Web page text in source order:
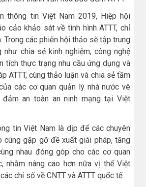
thông tin Việt Nam 2019, Hiệp hội
cảo khảo sát về tình hình ATTT, chỉ
Trong các phiên hội thảo sẽ tập trung
như chia sẻ kinh nghiệm, công nghệ
tích thực trạng nhu cầu ứng dụng và
ATTT, cùng thảo luận và chia sẻ tầm
các cơ quan quản lý nhà nước vê
an toàn an ninh mạng tại Việt
tin Việt Nam là dịp để các chuyên
cùng gặp gỡ đề xuất giái pháp, tăng
nhau đóng góp cho các cơ quan
nhằm nâng cao hơn nữa vị thế Việt
chỉ số về CNTT và ATTT quốc tế.